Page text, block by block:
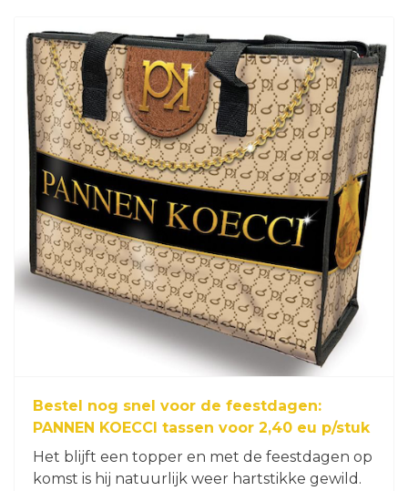
Bestel nog snel voor de feestdagen:
PANNEN KOECCI tassen voor 2,40 eu p/stuk
Het blijft een topper en met de feestdagen op
komst is hij natuurlijk weer hartstikke gewild.